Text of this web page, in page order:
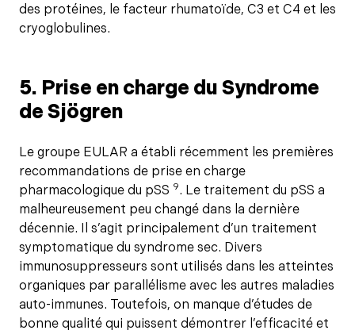
des protéines, le facteur rhumatoïde, C3 et C4 et les
cryoglobulines.
5. Prise en charge du Syndrome
de Sjögren
Le groupe EULAR a établi récemment les premières
recommandations de prise en charge
pharmacologique du pSS 9. Le traitement du pSS a
malheureusement peu changé dans la dernière
décennie. Il s’agit principalement d’un traitement
symptomatique du syndrome sec. Divers
immunosuppresseurs sont utilisés dans les atteintes
organiques par parallélisme avec les autres maladies
auto-immunes. Toutefois, on manque d’études de
bonne qualité qui puissent démontrer l’efficacité et